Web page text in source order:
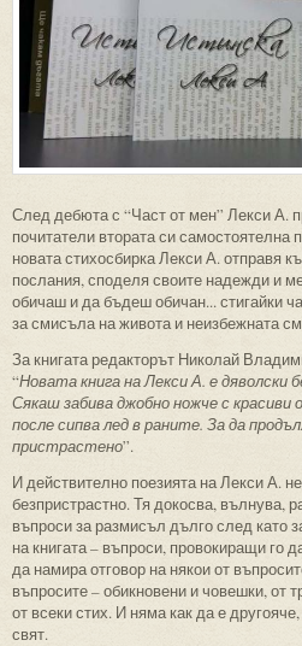
След дебюта с “Част от мен” Лекси А.
почитатели втората си самостоятелна
новата стихосбирка Лекси А. отправя
послания, споделя своите надежди и
обичаш и да бъдеш обичан... стигайки
за смисъла на живота и неизбежната
За книгата редакторът Николай
“Новата книга на Лекси А. е дяволски
Сякаш забива джобно ножче с
после сипва лед в раните. За да
пристрастено”.
И действително поезията на Лекси А.
безпристрастно. Тя докосва, вълнува,
въпроси за размисъл дълго след като
на книгата – въпроси, провокиращи го
да намира отговор на някои от
въпросите – обикновени и човешки, от
от всеки стих. И няма как да е
свят.